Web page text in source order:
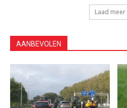
Laad meer
AANBEVOLEN